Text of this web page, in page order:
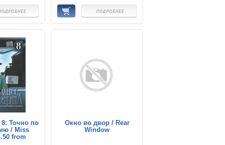
продолжает
вскоре один из постояльцев,
болтливый майор Пэлгрейв
скоропостижно умирает, а
мисс Марпл обнаруживает,
что большинство окружающих
смертью болтливый офицер,
тем более, что вскоре
происходит кровавое
убийство одной из служанок
Точно по
/ Miss
from
Окно во двор / Rear
Window